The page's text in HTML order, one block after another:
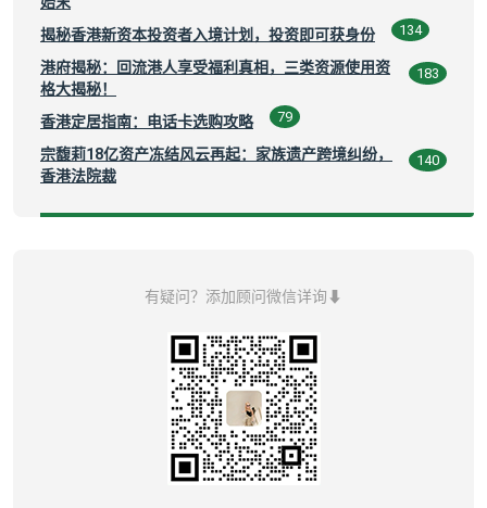
揭秘香港新资本投资者入境计划，投资即可获身份 134
港府揭秘：回流港人享受福利真相，三类资源使用资
格大揭秘！
183
香港定居指南：电话卡选购攻略 79
宗馥莉18亿资产冻结风云再起：家族遗产跨境纠纷，
香港法院裁
140
有疑问？添加顾问微信详询⬇